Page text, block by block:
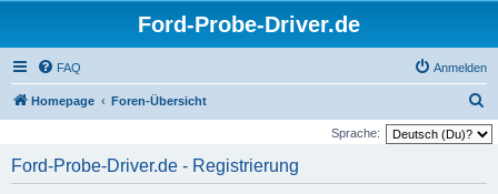
Ford-Probe-Driver.de
FAQ Anmelden
Homepage Foren-Übersicht
u
Sprache:
Ford-Probe-Driver.de - Registrierung